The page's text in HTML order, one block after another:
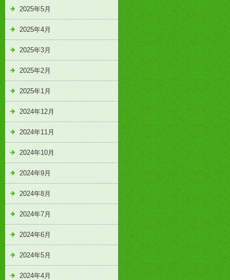
2025年5月
2025年4月
2025年3月
2025年2月
2025年1月
2024年12月
2024年11月
2024年10月
2024年9月
2024年8月
2024年7月
2024年6月
2024年5月
2024年4月